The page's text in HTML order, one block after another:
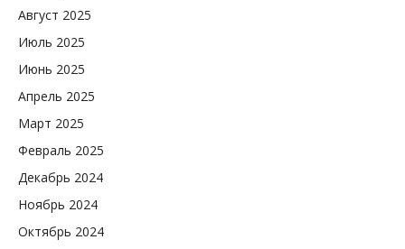
Август 2025
Июль 2025
Июнь 2025
Апрель 2025
Март 2025
Февраль 2025
Декабрь 2024
Ноябрь 2024
Октябрь 2024